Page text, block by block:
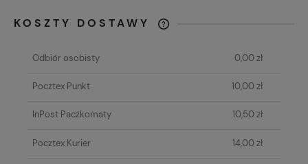
KOSZTY DOSTAWY
Odbiór osobisty 0,00 zł
Pocztex Punkt 10,00 zł
InPost Paczkomaty 10,50 zł
Pocztex Kurier 14,00 zł